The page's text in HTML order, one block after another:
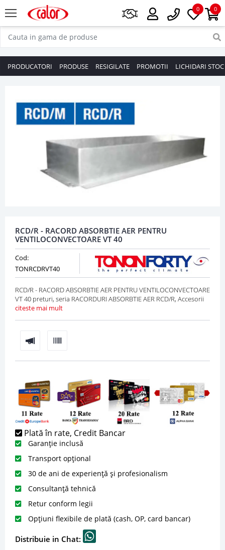
0
0
PRODUCATORI PRODUSE RESIGILATE PROMOTII LICHIDARI STOC
RCD/R - RACORD ABSORBTIE AER PENTRU
VENTILOCONVECTOARE VT 40
Cod:
TONRCDRVT40
RCD/R - RACORD ABSORBTIE AER PENTRU VENTILOCONVECTOARE
VT 40 preturi, seria RACORDURI ABSORBTIE AER RCD/R, Accesorii
citeste mai mult
Plată în rate, Credit Bancar
Garanție inclusă
Transport opțional
30 de ani de experiență și profesionalism
Consultanță tehnică
Retur conform legii
Opțiuni flexibile de plată (cash, OP, card bancar)
Distribuie in Chat: